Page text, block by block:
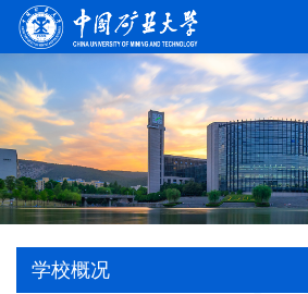
学校概况